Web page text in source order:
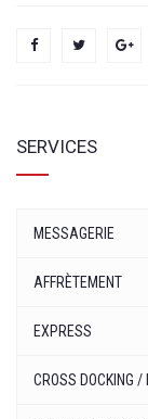
SERVICES
MESSAGERIE
AFFRÈTEMENT
EXPRESS
CROSS DOCKING /